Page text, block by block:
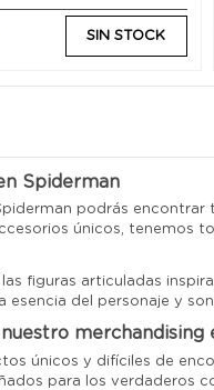
SIN STOCK
Spiderman
podrás
únicos, tenemos
figuras articuladas
esencia del personaje y
merchandising
únicos y difíciles de
para los verdaderos